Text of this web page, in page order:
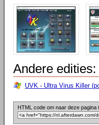
Andere edities:
UVK - Ultra Virus Killer
HTML code om naar deze pagina